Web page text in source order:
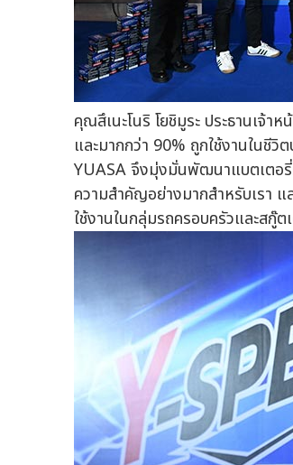
คุณสึเนะโนริ โยชิมูระ ประธานเจ้
และมากกว่า 90% ถูกใช้งานในชี
YUASA จึงมุ่งมั่นพัฒนาแบตเตอ
ความสำคัญอย่างมากสำหรับเรา
ใช้งานในกลุ่มรถครอบครัวและสกู๊